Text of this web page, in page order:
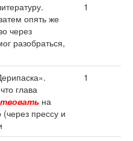
опять же
через
разобраться,
1
глава
на
прессу и
1